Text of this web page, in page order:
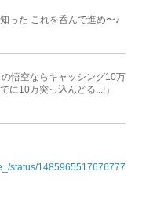
った これを呑んで進め〜♪
悟空ならキャッシング10万
に10万突っ込んどる...!」
status/1485965517676777